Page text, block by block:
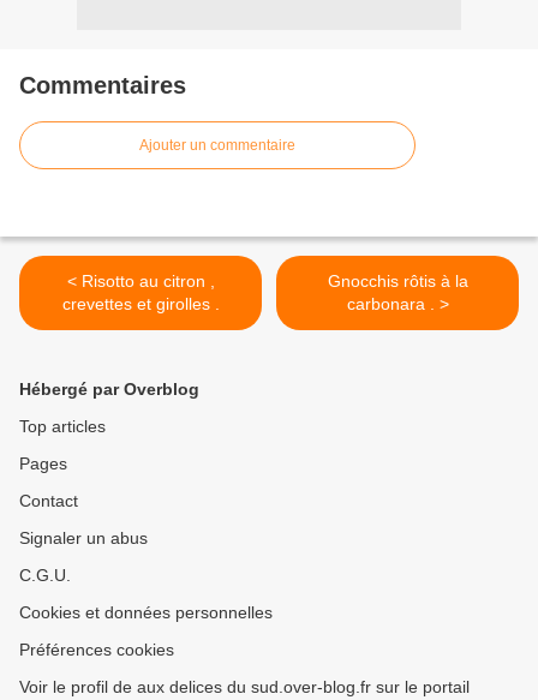
Commentaires
Ajouter un commentaire
< Risotto au citron ,
crevettes et girolles .
Gnocchis rôtis à la
carbonara . >
Hébergé par Overblog
Top articles
Pages
Contact
Signaler un abus
C.G.U.
Cookies et données personnelles
Préférences cookies
Voir le profil de aux delices du sud.over-blog.fr sur le portail